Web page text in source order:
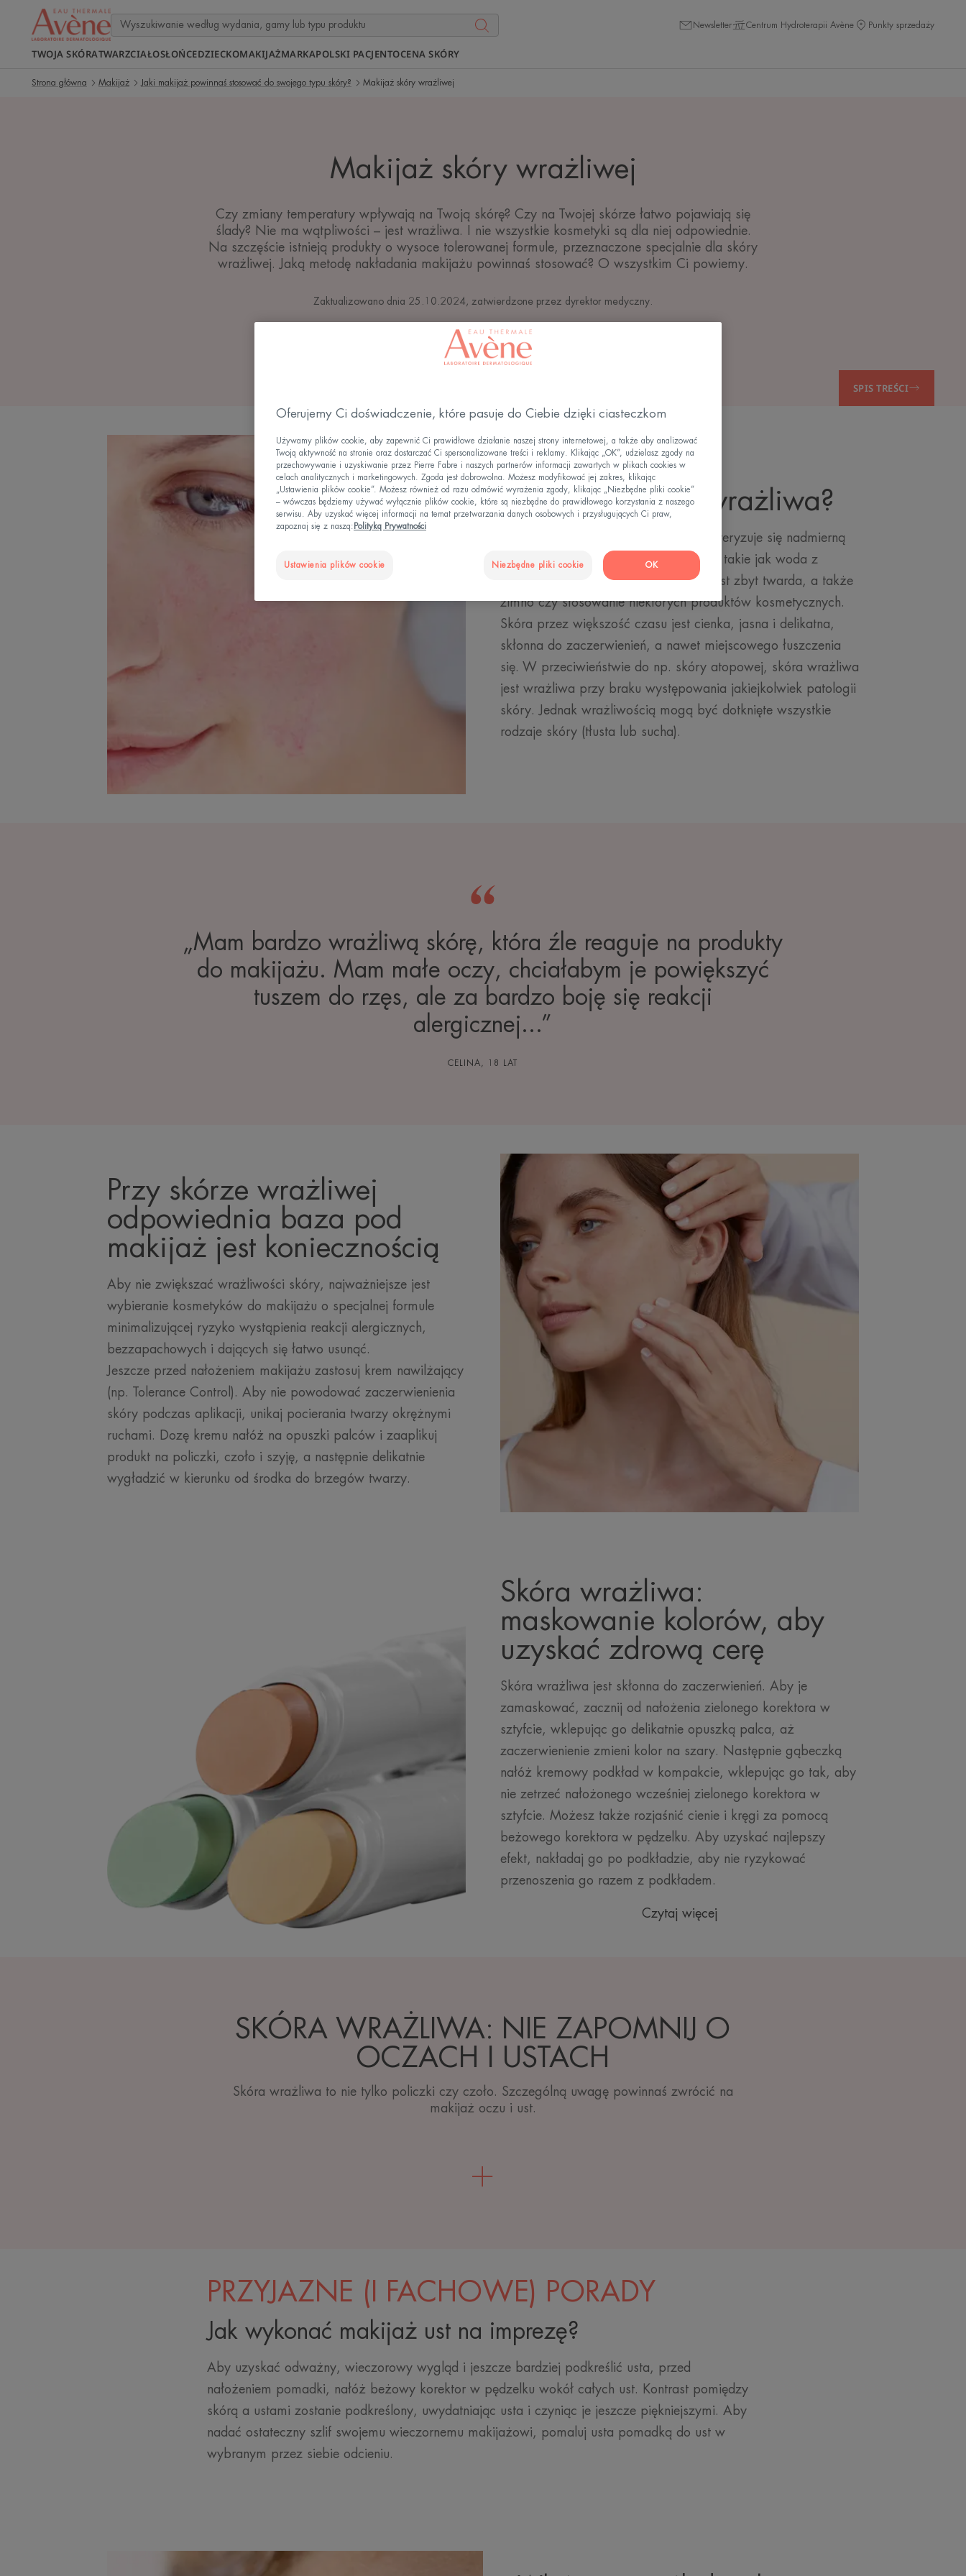
Newsletter Centrum Hydroterapii Avène Punkty sprzedaży
TWOJA SKÓRATWARZCIAŁOSŁOŃCEDZIECKOMAKIJAŻMARKAPOLSKI PACJENTOCENA SKÓRY
Strona główna Makijaż Jaki makijaż powinnaś stosować do swojego typu skóry? Makijaż skóry wrażliwej
Makijaż skóry wrażliwej
Czy zmiany temperatury wpływają na Twoją skórę? Czy na Twojej skórze łatwo pojawiają się
ślady? Nie ma wątpliwości – jest wrażliwa. I nie wszystkie kosmetyki są dla niej odpowiednie.
Na szczęście istnieją produkty o wysoce tolerowanej formule, przeznaczone specjalnie dla skóry
wrażliwej. Jaką metodę nakładania makijażu powinnaś stosować? O wszystkim Ci powiemy.
Zaktualizowano dnia 25.10.2024, zatwierdzone przez dyrektor medyczny
Jaki makijaż powinnaś stosować do swojego typu skóry?
SPIS TREŚCI
Czym jest skóra wrażliwa?
Skóra wrażliwa to skóra, która charakteryzuje się nadmierną
reaktywnością na czynniki zewnętrzne, takie jak woda z
wodociągów miejskich, która często jest zbyt twarda, a także
zimno czy stosowanie niektórych produktów kosmetycznych.
Skóra przez większość czasu jest cienka, jasna i delikatna,
skłonna do zaczerwienień, a nawet miejscowego łuszczenia
się. W przeciwieństwie do np. skóry atopowej, skóra wrażliwa
jest wrażliwa przy braku występowania jakiejkolwiek patologii
skóry. Jednak wrażliwością mogą być dotknięte wszystkie
rodzaje skóry (tłusta lub sucha).
„Mam bardzo wrażliwą skórę, która źle reaguje na produkty
do makijażu. Mam małe oczy, chciałabym je powiększyć
tuszem do rzęs, ale za bardzo boję się reakcji
alergicznej...”
CELINA, 18 LAT
Przy skórze wrażliwej
odpowiednia baza pod
makijaż jest koniecznością
Aby nie zwiększać wrażliwości skóry, najważniejsze jest
wybieranie kosmetyków do makijażu o specjalnej formule
minimalizującej ryzyko wystąpienia reakcji alergicznych,
bezzapachowych i dających się łatwo usunąć.
Jeszcze przed nałożeniem makijażu zastosuj krem nawilżający
(np. Tolerance Control). Aby nie powodować zaczerwienienia
skóry podczas aplikacji, unikaj pocierania twarzy okrężnymi
ruchami. Dozę kremu nałóż na opuszki palców i zaaplikuj
produkt na policzki, czoło i szyję, a następnie delikatnie
wygładzić w kierunku od środka do brzegów twarzy.
Skóra wrażliwa:
maskowanie kolorów, aby
uzyskać zdrową cerę
Skóra wrażliwa jest skłonna do zaczerwienień. Aby je
zamaskować, zacznij od nałożenia zielonego korektora w
sztyfcie, wklepując go delikatnie opuszką palca, aż
zaczerwienienie zmieni kolor na szary. Następnie gąbeczką
nałóż kremowy podkład w kompakcie, wklepując go tak, aby
nie zetrzeć nałożonego wcześniej zielonego korektora w
sztyfcie. Możesz także rozjaśnić cienie i kręgi za pomocą
beżowego korektora w pędzelku. Aby uzyskać najlepszy
efekt, nakładaj go po podkładzie, aby nie ryzykować
przenoszenia go razem z podkładem.
Czytaj więcej
SKÓRA WRAŻLIWA: NIE ZAPOMNIJ O
OCZACH I USTACH
Skóra wrażliwa to nie tylko policzki czy czoło. Szczególną uwagę powinnaś zwrócić na
makijaż oczu i ust.
PRZYJAZNE (I FACHOWE) PORADY
Jak wykonać makijaż ust na imprezę?
Aby uzyskać odważny, wieczorowy wygląd i jeszcze bardziej podkreślić usta, przed
nałożeniem pomadki, nałóż beżowy korektor w pędzelku wokół całych ust. Kontrast pomiędzy
skórą a ustami zostanie podkreślony, uwydatniając usta i czyniąc je jeszcze piękniejszymi. Aby
nadać ostateczny szlif swojemu wieczornemu makijażowi, pomaluj usta pomadką do ust w
wybranym przez siebie odcieniu.
Oferujemy Ci doświadczenie, które pasuje do Ciebie dzięki ciasteczkom
Używamy plików cookie, aby zapewnić Ci prawidłowe działanie naszej strony internetowej, a także aby analizować
Twoją aktywność na stronie oraz dostarczać Ci spersonalizowane treści i reklamy. Klikając „OK”, udzielasz zgody na
przechowywanie i uzyskiwanie przez Pierre Fabre i naszych partnerów informacji zawartych w plikach cookies w
celach analitycznych i marketingowych. Zgoda jest dobrowolna. Możesz modyfikować jej zakres, klikając
„Ustawienia plików cookie”. Możesz również od razu odmówić wyrażenia zgody, klikając „Niezbędne pliki cookie”
– wówczas będziemy używać wyłącznie plików cookie, które są niezbędne do prawidłowego korzystania z naszego
serwisu. Aby uzyskać więcej informacji na temat przetwarzania danych osobowych i przysługujących Ci praw,
zapoznaj się z naszą: Polityką Prywatności
Ustawienia plików cookie Niezbędne pliki cookie OK